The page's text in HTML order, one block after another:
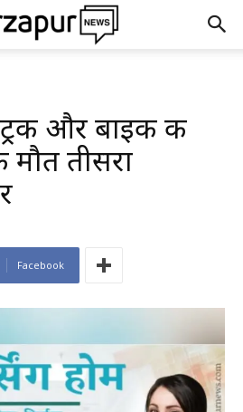
और बाइक की
मौत तीसरा
Facebook